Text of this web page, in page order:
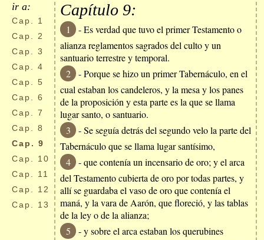
ir a:
Cap.
1
Cap.
2
Cap.
3
Cap.
4
Cap.
5
Cap.
6
Cap.
7
Cap.
8
Cap. 9
Cap.
10
Cap.
11
Cap.
12
Cap.
13
Capítulo 9:
1
- Es verdad que tuvo el primer Testamento o
alianza reglamentos sagrados del culto y un
santuario terrestre y temporal.
2
- Porque se hizo un primer Tabernáculo, en el
cual estaban los candeleros, y la mesa y los panes
de la proposición y esta parte es la que se llama
lugar santo, o santuario.
3
- Se seguía detrás del segundo velo la parte del
Tabernáculo que se llama lugar santísimo,
4
- que contenía un incensario de oro; y el arca
del Testamento cubierta de oro por todas partes, y
allí se guardaba el vaso de oro que contenía el
maná, y la vara de Aarón, que floreció, y las tablas
de la ley o de la alianza;
5
- y sobre el arca estaban los querubines